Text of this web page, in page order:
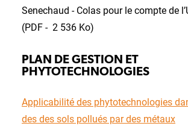
Senechaud - Colas pour le compte de
(PDF - 2 536 Ko)
PLAN DE GESTION ET
PHYTOTECHNOLOGIES
Applicabilité des phytotechnologies
des des sols pollués par des métaux